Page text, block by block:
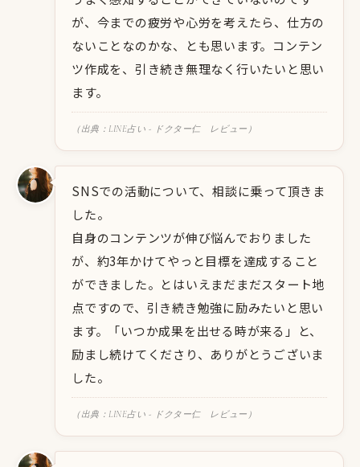
が、今までの疲労や心労を考えたら、仕方の
ないことなのかな、とも思います。コンテン
ツ作成を、引き続き無理なく行いたいと思い
ます。
（出典：LINE占い - ドクター仁 レビュー）
SNSでの活動について、相談に乗って頂きま
した。
自身のコンテンツが伸び悩んでおりました
が、約3年かけてやっと目標を達成すること
ができました。とはいえまだまだスタート地
点ですので、引き続き勉強に励みたいと思い
ます。「いつか成果を出せる時が来る」と、
励まし続けてくださり、ありがとうございま
した。
（出典：LINE占い - ドクター仁 レビュー）